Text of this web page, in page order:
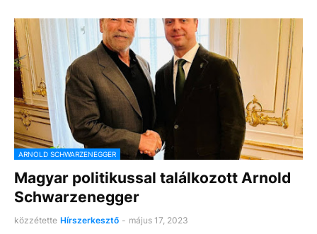
ARNOLD SCHWARZENEGGER
Magyar politikussal találkozott Arnold
Schwarzenegger
közzétette Hírszerkesztő - május 17, 2023